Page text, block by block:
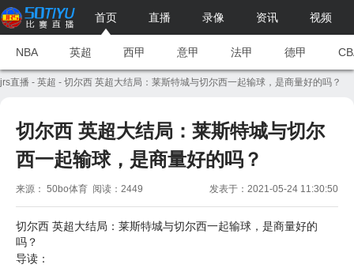
首页 直播 录像 资讯 视频
NBA 英超 西甲 意甲 法甲 德甲
jrs直播 - 英超 - 切尔西 英超大结局：莱斯特城与切尔西一起输球，是商量好的吗？
切尔西 英超大结局：莱斯特城与切尔
西一起输球，是商量好的吗？
来源： 50bo体育 阅读：2449 发表于：2021-05-24 11:30:50
切尔西 英超大结局：莱斯特城与切尔西一起输球，是商量好的
吗？
导读：